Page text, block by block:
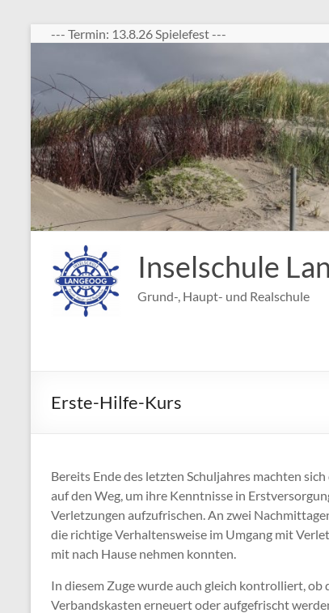
Zum
Inhalt
--- Termin: 13.8.26 Spielefest ---
Inselschule
Grund-, Haupt- und Realschule
Erste-Hilfe-Kurs
Bereits Ende des letzten Schuljahres machten
auf den Weg, um ihre Kenntnisse in
Verletzungen aufzufrischen. An zwei
die richtige Verhaltensweise im Umgang mit
mit nach Hause nehmen konnten.
In diesem Zuge wurde auch gleich kontrolliert,
Verbandskasten erneuert oder aufgefrischt